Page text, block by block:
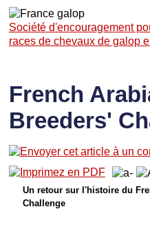
Société d'encouragement
races de chevaux de galop
French
Breeders'
Un retour sur l'histoire du
Challenge